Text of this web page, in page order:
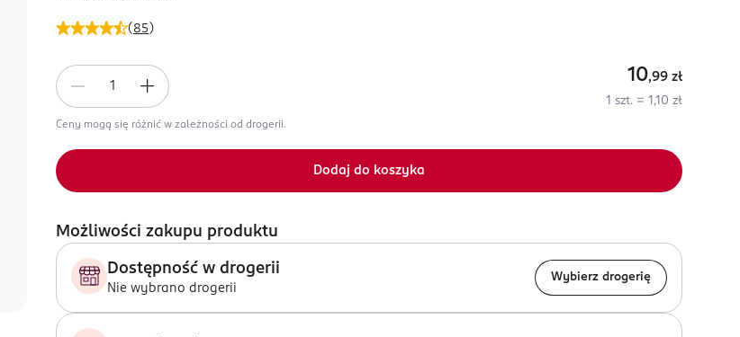
( 85 )
10,99 zł
1 szt. = 1,10 zł
Ceny mogą się różnić w zależności od drogerii.
Dodaj do koszyka
Możliwości zakupu produktu
Dostępność w drogerii
Nie wybrano drogerii
Wybierz drogerię